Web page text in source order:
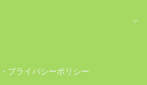
プライバシーポリシー